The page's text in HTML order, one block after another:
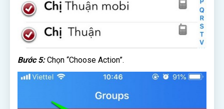
Bước 5:Chọn “Choose Action”.